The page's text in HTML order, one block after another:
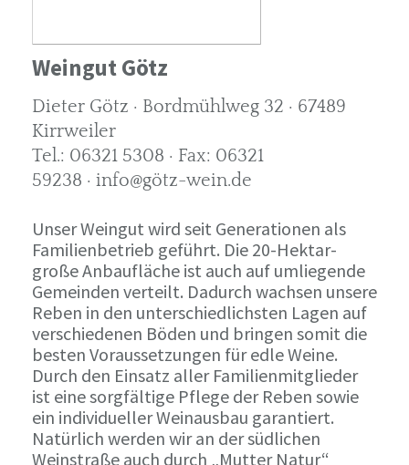
Weingut Götz
Dieter Götz · Bordmühlweg 32 · 67489
Kirrweiler
Tel.: 06321 5308 · Fax: 06321
59238 · info@götz-wein.de
Unser Weingut wird seit Generationen als
Familienbetrieb geführt. Die 20-Hektar-
große Anbaufläche ist auch auf umliegende
Gemeinden verteilt. Dadurch wachsen unsere
Reben in den unterschiedlichsten Lagen auf
verschiedenen Böden und bringen somit die
besten Voraussetzungen für edle Weine.
Durch den Einsatz aller Familienmitglieder
ist eine sorgfältige Pflege der Reben sowie
ein individueller Weinausbau garantiert.
Natürlich werden wir an der südlichen
Weinstraße auch durch „Mutter Natur“